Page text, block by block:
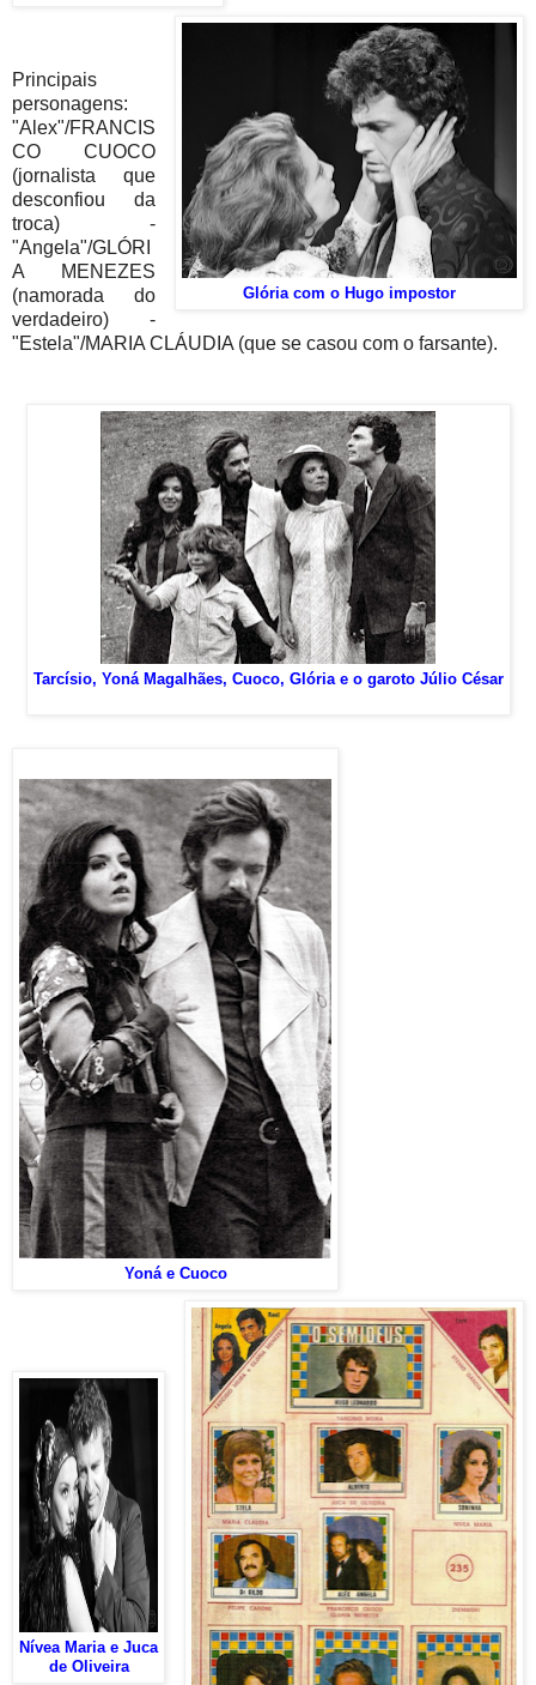
Glória com o Hugo impostor
Principais
personagens:
"Alex"/FRANCIS
CO CUOCO
(jornalista que
desconfiou da
troca) -
"Angela"/GLÓRI
A MENEZES
(namorada do
verdadeiro) -
"Estela"/MARIA CLÁUDIA (que se casou com o farsante).
Tarcísio, Yoná Magalhães, Cuoco, Glória e o garoto Júlio César
Yoná e Cuoco
Nívea Maria e Juca
de Oliveira